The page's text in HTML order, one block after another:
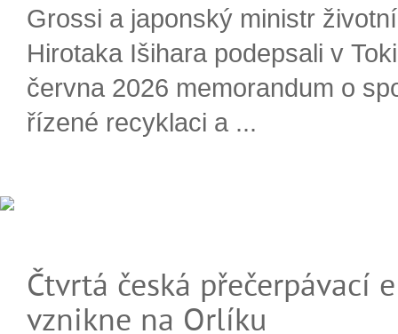
Grossi a japonský ministr
Hirotaka Išihara podepsali v
června 2026 memorandum o
řízené recyklaci a ...
Čtvrtá česká přečerpávací
vznikne na Orlíku